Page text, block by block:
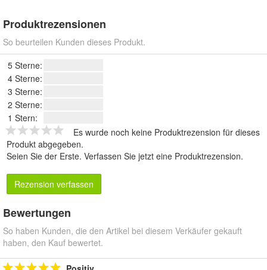
Produktrezensionen
So beurteilen Kunden dieses Produkt.
5 Sterne:
4 Sterne:
3 Sterne:
2 Sterne:
1 Stern:
Es wurde noch keine Produktrezension für dieses
Produkt abgegeben.
Seien Sie der Erste. Verfassen Sie jetzt eine Produktrezension.
Rezension verfassen
Bewertungen
So haben Kunden, die den Artikel bei diesem Verkäufer gekauft
haben, den Kauf bewertet.